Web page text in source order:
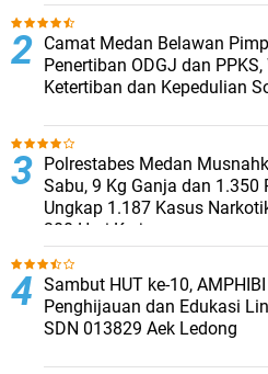
Camat Medan Belawan
Penertiban ODGJ dan
Ketertiban dan Kepedulian
Polrestabes Medan
Sabu, 9 Kg Ganja dan 1.350
Ungkap 1.187 Kasus
300 Hari Kerja
Sambut HUT ke-10,
Penghijauan dan Edukasi
SDN 013829 Aek Ledong